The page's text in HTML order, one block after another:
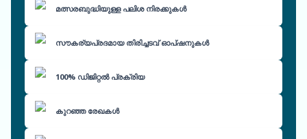
മത്സരബുദ്ധിയുള്ള പലിശ നിരക്കുകൾ
സൗകര്യപ്രദമായ തിരിച്ചടവ് ഓപ്ഷനുകൾ
100% ഡിജിറ്റൽ പ്രക്രിയ
കുറഞ്ഞ രേഖകൾ